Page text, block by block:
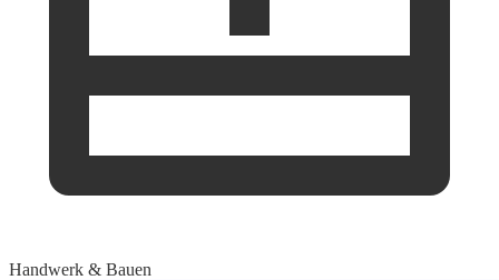
Handwerk & Bauen